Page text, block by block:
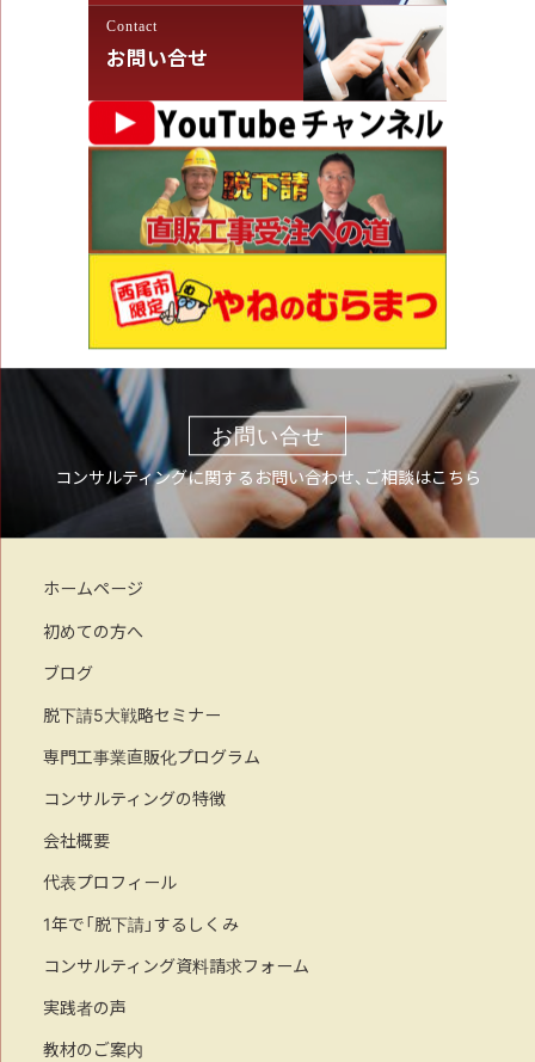
Contact
お問い合せ
お問い合せ
コンサルティングに関するお問い合わせ、ご相談はこちら
ホームページ
初めての方へ
ブログ
脱下請5大戦略セミナー
専門工事業直販化プログラム
コンサルティングの特徴
会社概要
代表プロフィール
1年で「脱下請」するしくみ
コンサルティング資料請求フォーム
実践者の声
教材のご案内